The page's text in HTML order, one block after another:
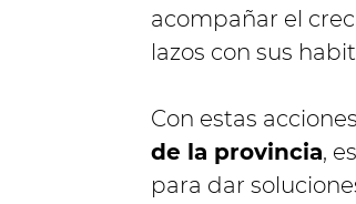
acompañar el
lazos con sus
Con estas
de la provincia,
para dar